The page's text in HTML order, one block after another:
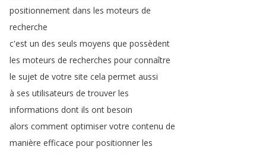
positionnement dans les moteurs de
recherche
c'est un des seuls moyens que possèdent
les moteurs de recherches pour connaître
le sujet de votre site cela permet aussi
à ses utilisateurs de trouver les
informations dont ils ont besoin
alors comment optimiser votre contenu de
manière efficace pour positionner les